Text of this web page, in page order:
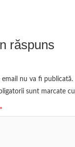
răspuns
email nu va fi publicată.
sunt marcate cu
*